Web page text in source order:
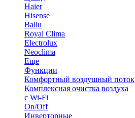
Haier
Hisense
Ballu
Royal Clima
Electrolux
Neoclima
Еще
Функции
Комфортный воздушный поток
Комплексная очистка воздуха
с Wi-Fi
On/Off
Инверторные